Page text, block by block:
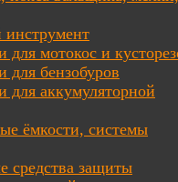
для мотокос и
для бензобуров
для аккумуляторной
ёмкости, системы
средства защиты